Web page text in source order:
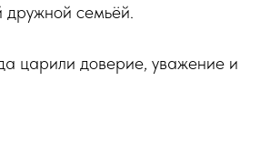
дружной семьёй.
царили доверие, уважение и